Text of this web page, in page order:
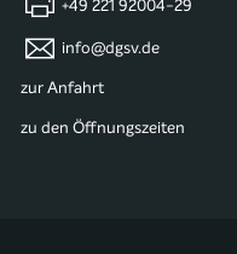
+49 221 92004-29
info@dgsv.de
zur Anfahrt
zu den Öffnungszeiten